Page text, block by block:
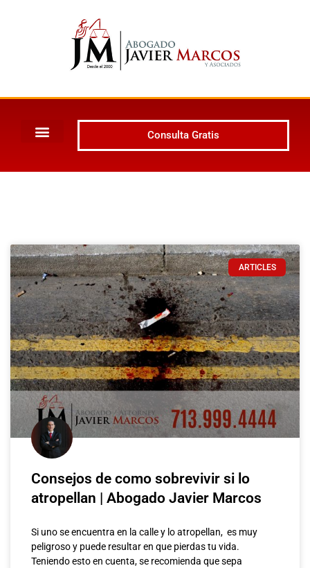
Consulta Gratis
ARTICLES
Consejos de como sobrevivir si lo
atropellan | Abogado Javier Marcos
Si uno se encuentra en la calle y lo atropellan, es muy
peligroso y puede resultar en que pierdas tu vida.
Teniendo esto en cuenta, se recomienda que sepa